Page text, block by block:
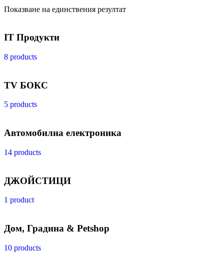
Показване на единствения резултат
IT Продукти
8 products
TV БОКС
5 products
Автомобилна електроника
14 products
ДЖОЙСТИЦИ
1 product
Дом, Градина & Petshop
10 products